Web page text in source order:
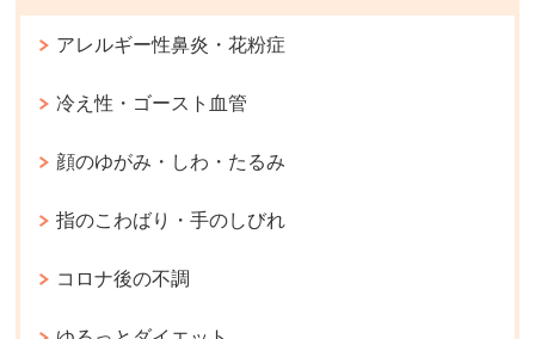
アレルギー性鼻炎・花粉症
冷え性・ゴースト血管
顔のゆがみ・しわ・たるみ
指のこわばり・手のしびれ
コロナ後の不調